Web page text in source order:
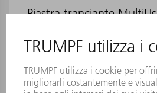
Piastra tranciante
Numero materiale:0699346